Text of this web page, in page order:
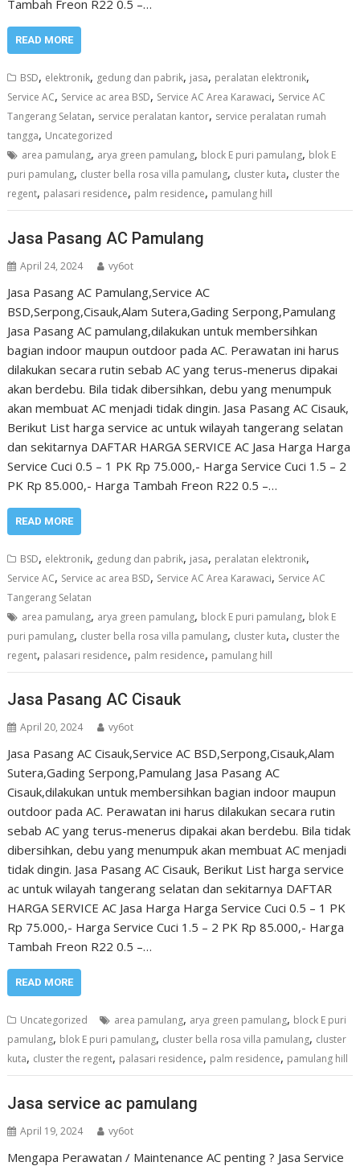
Tambah Freon R22 0.5 –…
READ MORE
BSD, elektronik, gedung dan pabrik, jasa, peralatan elektronik,
Service AC, Service ac area BSD, Service AC Area Karawaci, Service AC
Tangerang Selatan, service peralatan kantor, service peralatan rumah
tangga, Uncategorized
area pamulang, arya green pamulang, block E puri pamulang, blok E
puri pamulang, cluster bella rosa villa pamulang, cluster kuta, cluster the
regent, palasari residence, palm residence, pamulang hill
Jasa Pasang AC Pamulang
April 24, 2024 vy6ot
Jasa Pasang AC Pamulang,Service AC
BSD,Serpong,Cisauk,Alam Sutera,Gading Serpong,Pamulang
Jasa Pasang AC pamulang,dilakukan untuk membersihkan
bagian indoor maupun outdoor pada AC. Perawatan ini harus
dilakukan secara rutin sebab AC yang terus-menerus dipakai
akan berdebu. Bila tidak dibersihkan, debu yang menumpuk
akan membuat AC menjadi tidak dingin. Jasa Pasang AC Cisauk,
Berikut List harga service ac untuk wilayah tangerang selatan
dan sekitarnya DAFTAR HARGA SERVICE AC Jasa Harga Harga
Service Cuci 0.5 – 1 PK Rp 75.000,- Harga Service Cuci 1.5 – 2
PK Rp 85.000,- Harga Tambah Freon R22 0.5 –…
READ MORE
BSD, elektronik, gedung dan pabrik, jasa, peralatan elektronik,
Service AC, Service ac area BSD, Service AC Area Karawaci, Service AC
Tangerang Selatan
area pamulang, arya green pamulang, block E puri pamulang, blok E
puri pamulang, cluster bella rosa villa pamulang, cluster kuta, cluster the
regent, palasari residence, palm residence, pamulang hill
Jasa Pasang AC Cisauk
April 20, 2024 vy6ot
Jasa Pasang AC Cisauk,Service AC BSD,Serpong,Cisauk,Alam
Sutera,Gading Serpong,Pamulang Jasa Pasang AC
Cisauk,dilakukan untuk membersihkan bagian indoor maupun
outdoor pada AC. Perawatan ini harus dilakukan secara rutin
sebab AC yang terus-menerus dipakai akan berdebu. Bila tidak
dibersihkan, debu yang menumpuk akan membuat AC menjadi
tidak dingin. Jasa Pasang AC Cisauk, Berikut List harga service
ac untuk wilayah tangerang selatan dan sekitarnya DAFTAR
HARGA SERVICE AC Jasa Harga Harga Service Cuci 0.5 – 1 PK
Rp 75.000,- Harga Service Cuci 1.5 – 2 PK Rp 85.000,- Harga
Tambah Freon R22 0.5 –…
READ MORE
Uncategorized area pamulang, arya green pamulang, block E puri
pamulang, blok E puri pamulang, cluster bella rosa villa pamulang, cluster
kuta, cluster the regent, palasari residence, palm residence, pamulang hill
Jasa service ac pamulang
April 19, 2024 vy6ot
Mengapa Perawatan / Maintenance AC penting ? Jasa Service